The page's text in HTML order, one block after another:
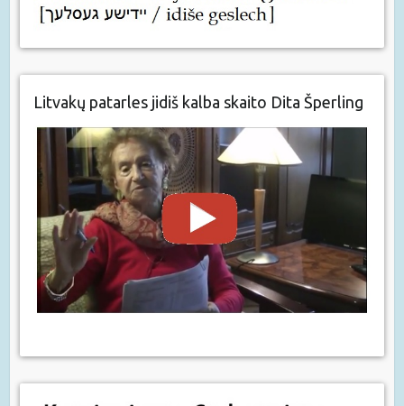
Litvakų patarles jidiš kalba skaito Dita Šperling